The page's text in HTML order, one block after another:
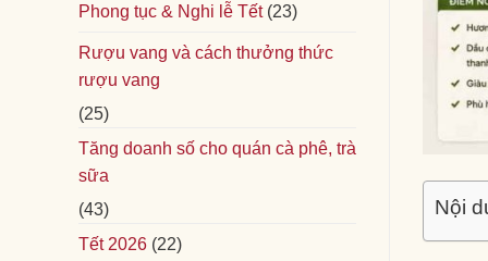
Phong tục & Nghi lễ Tết(23)
Rượu vang và cách thưởng thức
rượu vang
(25)
Tăng doanh số cho quán cà phê, trà
sữa
(43)
Tết 2026 (22)
Nội